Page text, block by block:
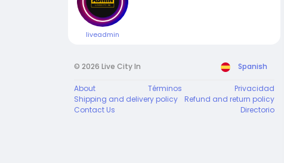
liveadmin
© 2026 Live City In Spanish
About Términos
Privacidad
Shipping and delivery policy
Refund and return policy
Contact Us
Directorio